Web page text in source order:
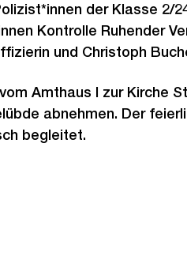
der Klasse 2/
Kontrolle Ruhender
und Christoph
Amthaus I zur Kirche
abnehmen. Der
begleitet.